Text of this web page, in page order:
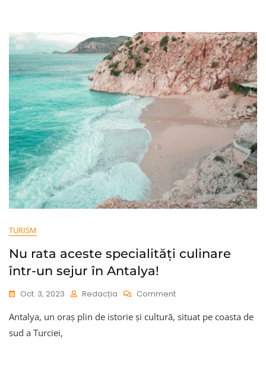
TURISM
Nu rata aceste specialități culinare
într-un sejur în Antalya!
Oct. 3, 2023 Redacția CommentOn
Rata
Antalya, un oraș plin de istorie și cultură, situat pe coasta de
sud a Turciei,